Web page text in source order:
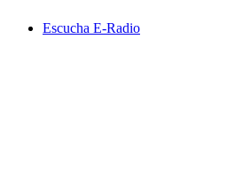
Escucha E-Radio